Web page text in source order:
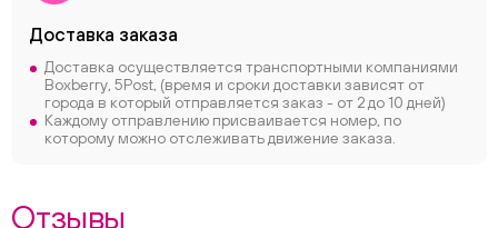
Доставка заказа
Доставка осуществляется транспортными компаниями
Boxberry, 5Post, (время и сроки доставки зависят от
города в который отправляется заказ - от 2 до 10 дней)
Каждому отправлению присваивается номер, по
которому можно отслеживать движение заказа.
Отзывы